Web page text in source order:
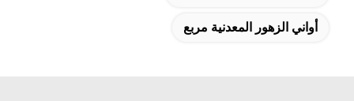
أواني الزهور المعدنية مربع